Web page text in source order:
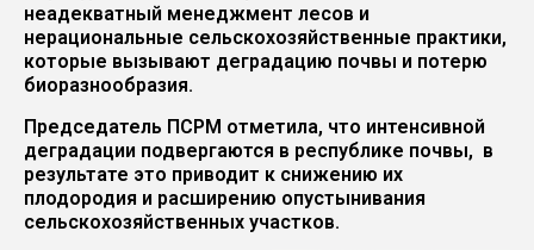
неадекватный менеджмент лесов и
нерациональные сельскохозяйственные практики,
которые вызывают деградацию почвы и потерю
биоразнообразия.
Председатель ПСРМ отметила, что интенсивной
деградации подвергаются в республике почвы, в
результате это приводит к снижению их
плодородия и расширению опустынивания
сельскохозяйственных участков.